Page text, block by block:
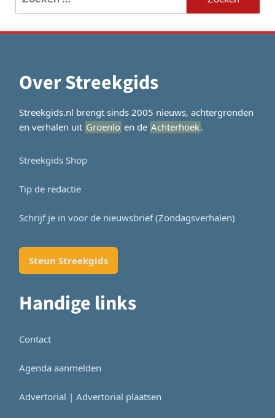
naar:
Over Streekgids
Streekgids.nl brengt sinds 2005 nieuws, achtergronden
en verhalen uit Groenlo en de Achterhoek.
Streekgids Shop
Tip de redactie
Schrijf je in voor de nieuwsbrief (Zondagsverhalen)
Steun Streekgids
Handige links
Contact
Agenda aanmelden
Advertorial | Advertorial plaatsen